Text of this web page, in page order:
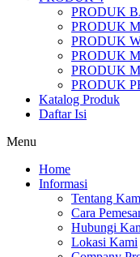
PRODUK
PRODUK
PRODUK
PRODUK
PRODUK
PRODUK
Katalog Produk
Daftar Isi
Menu
Home
Informasi
Tentang
Cara
Hubungi
Lokasi Kami